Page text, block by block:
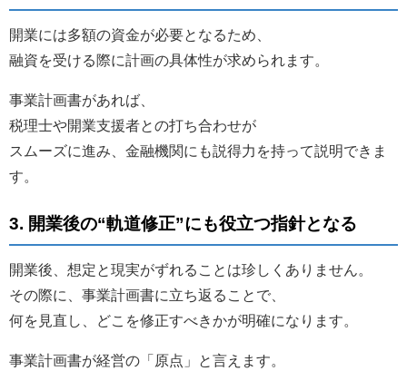
開業には多額の資金が必要となるため、
融資を受ける際に計画の具体性が求められます。
事業計画書があれば、
税理士や開業支援者との打ち合わせが
スムーズに進み、金融機関にも説得力を持って説明できま
す。
3. 開業後の“軌道修正”にも役立つ指針となる
開業後、想定と現実がずれることは珍しくありません。
その際に、事業計画書に立ち返ることで、
何を見直し、どこを修正すべきかが明確になります。
事業計画書が経営の「原点」と言えます。